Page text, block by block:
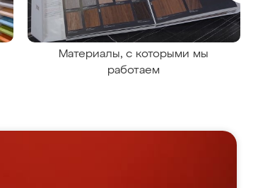
Материалы, с которыми мы
работаем